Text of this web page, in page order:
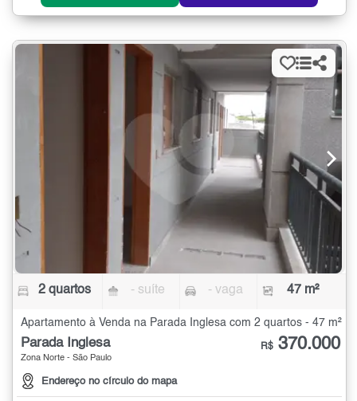
2 quartos - suíte - vaga 47 m²
Apartamento à Venda na Parada Inglesa com 2 quartos - 47 m²
Parada Inglesa
Zona Norte - São Paulo
Endereço no círculo do mapa
R$ 370.000